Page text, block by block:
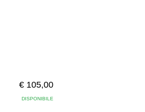
€ 105,00
DISPONIBILE